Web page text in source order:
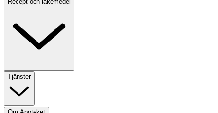
Recept och läkemedel
Tjänster